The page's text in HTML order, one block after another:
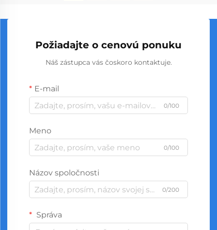
Požiadajte o cenovú ponuku
Náš zástupca vás čoskoro kontaktuje.
E-mail
0/100
Meno
0/100
Názov spoločnosti
0/200
Správa